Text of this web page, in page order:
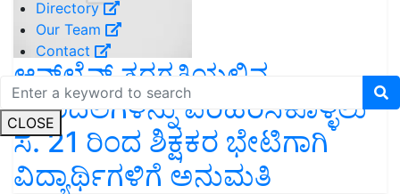
Directory
Our Team
Contact
CLOSE
ಆನ್‌ಲೈನ್‌ ತರಗತಿಯಲ್ಲಿನ
ಗೊಂದಲಗಳನ್ನು ಪರಿಹರಿಸಿಕೊಳ್ಳಲು
ಸೆ. 21 ರಿಂದ ಶಿಕ್ಷಕರ ಭೇಟಿಗಾಗಿ
ವಿದ್ಯಾರ್ಥಿಗಳಿಗೆ ಅನುಮತಿ